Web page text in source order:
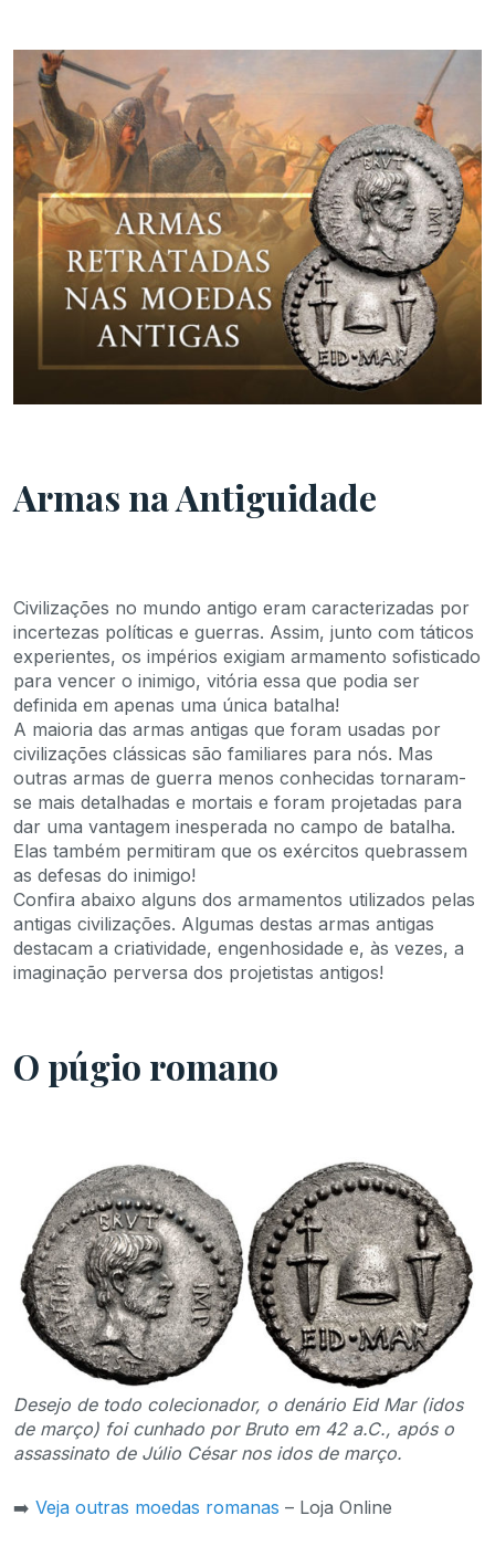
Armas na Antiguidade
Civilizações no mundo antigo eram caracterizadas por
incertezas políticas e guerras. Assim, junto com táticos
experientes, os impérios exigiam armamento sofisticado
para vencer o inimigo, vitória essa que podia ser
definida em apenas uma única batalha!
A maioria das armas antigas que foram usadas por
civilizações clássicas são familiares para nós. Mas
outras armas de guerra menos conhecidas tornaram-
se mais detalhadas e mortais e foram projetadas para
dar uma vantagem inesperada no campo de batalha.
Elas também permitiram que os exércitos quebrassem
as defesas do inimigo!
Confira abaixo alguns dos armamentos utilizados pelas
antigas civilizações. Algumas destas armas antigas
destacam a criatividade, engenhosidade e, às vezes, a
imaginação perversa dos projetistas antigos!
O púgio romano
Desejo de todo colecionador, o denário Eid Mar (idos
de março) foi cunhado por Bruto em 42 a.C., após o
assassinato de Júlio César nos idos de março.
➡️ Veja outras moedas romanas – Loja Online